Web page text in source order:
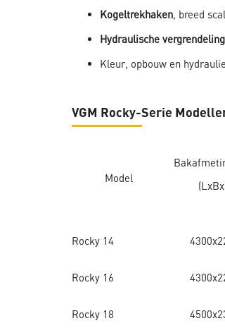
Kogeltrekhaken, breed
Hydraulische vergrendeling
Kleur, opbouw en
VGM Rocky-Serie
Model
Rocky 14
Rocky 16
Rocky 18